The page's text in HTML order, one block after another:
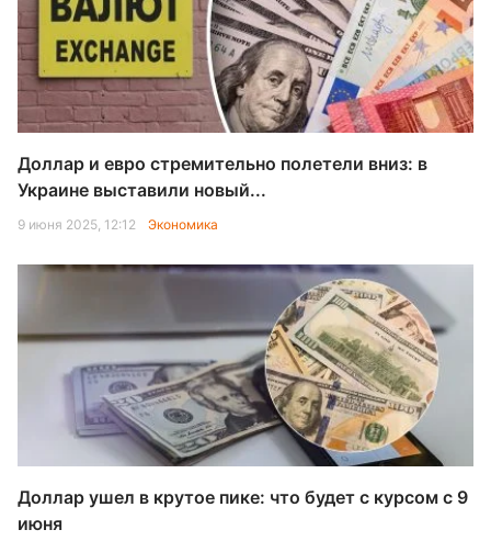
Доллар и евро стремительно полетели вниз: в
Украине выставили новый...
9 июня 2025, 12:12 Экономика
Доллар ушел в крутое пике: что будет с курсом с 9
июня